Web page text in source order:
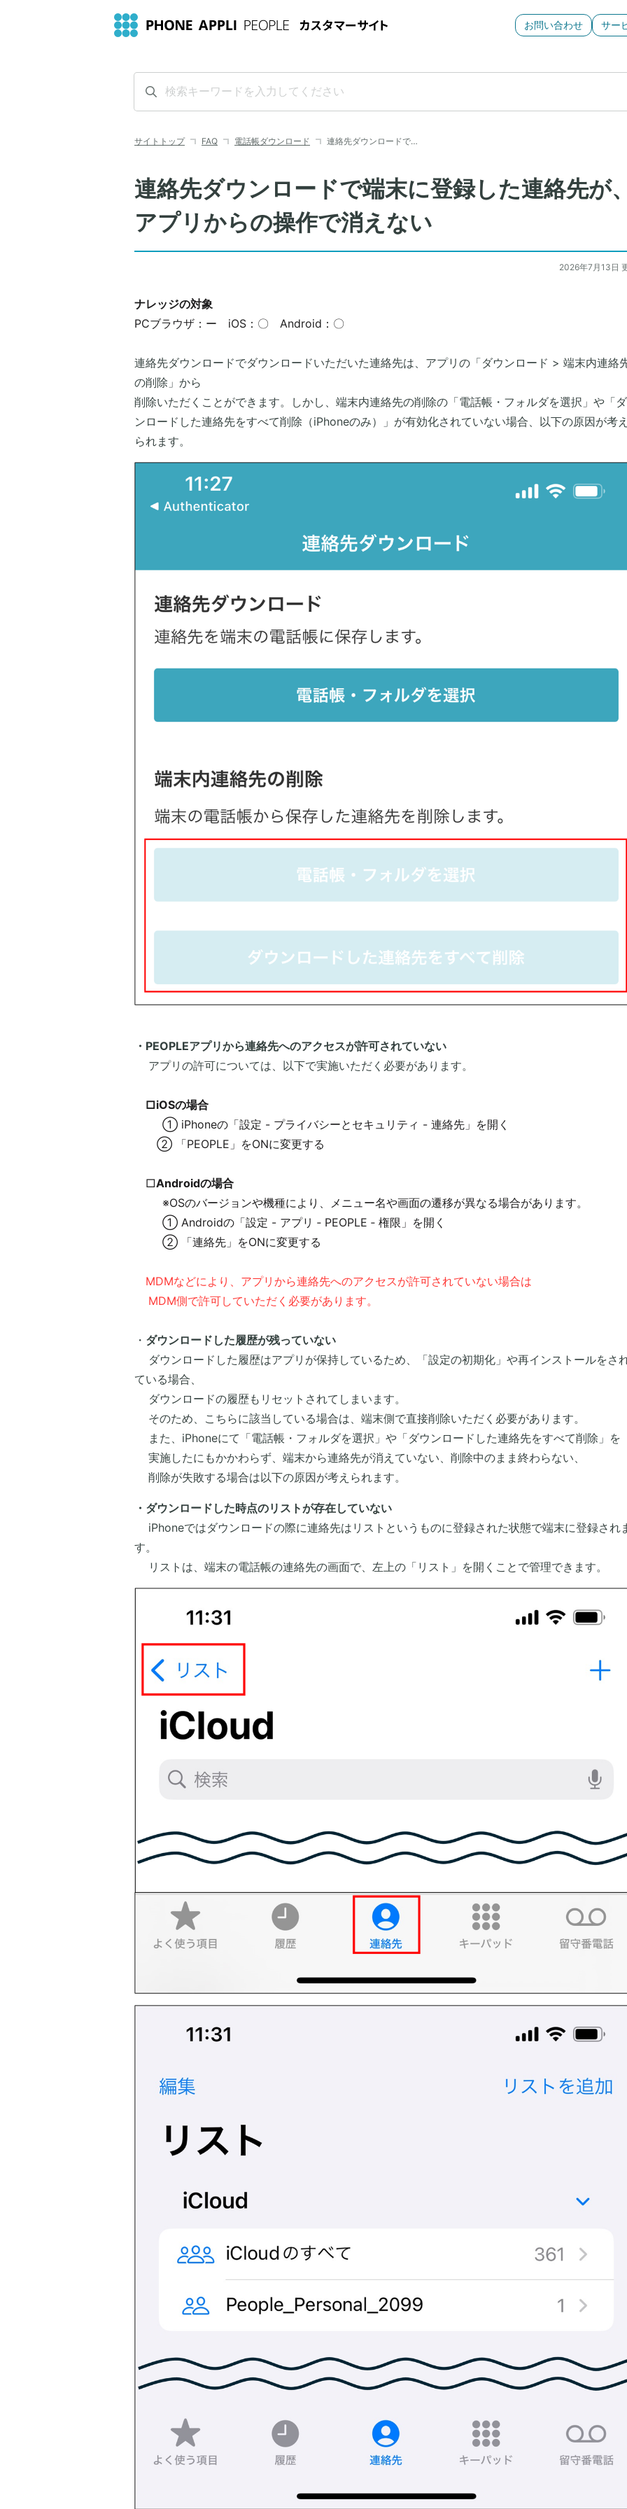
お問い合わせ サー
サイトトップ FAQ 電話帳ダウンロード 連絡先ダウンロードで…
連絡先ダウンロードで端末に登録した連絡先が
アプリからの操作で消えない
2026年7月13日
ナレッジの対象
PCブラウザ：ー iOS：〇 Android：〇
連絡先ダウンロードでダウンロードいただいた連絡先は、アプリの「ダウンロード > 端末内連絡
の削除」から
削除いただくことができます。しかし、端末内連絡先の削除の「電話帳・フォルダを選択」や「
ンロードした連絡先をすべて削除（iPhoneのみ）」が有効化されていない場合、以下の原因が考
られます。
・PEOPLEアプリから連絡先へのアクセスが許可されていない
アプリの許可については、以下で実施いただく必要があります。
□iOSの場合
① iPhoneの「設定 - プライバシーとセキュリティ - 連絡先」を開く
② 「PEOPLE」をONに変更する
□Androidの場合
※OSのバージョンや機種により、メニュー名や画面の遷移が異なる場合があります。
① Androidの「設定 - アプリ ‐ PEOPLE ‐ 権限」を開く
② 「連絡先」をONに変更する
MDMなどにより、アプリから連絡先へのアクセスが許可されていない場合は
MDM側で許可していただく必要があります。
・ ダウンロードした履歴が残っていない
ダウンロードした履歴はアプリが保持しているため、「設定の初期化」や再インストールをさ
ている場合、
ダウンロードの履歴もリセットされてしまいます。
そのため、こちらに該当している場合は、端末側で直接削除いただく必要があります。
また、iPhoneにて「電話帳・フォルダを選択」や「ダウンロードした連絡先をすべて削除」を
実施したにもかかわらず、端末から連絡先が消えていない、削除中のまま終わらない、
削除が失敗する場合は以下の原因が考えられます。
・ダウンロードした時点のリストが存在していない
iPhoneではダウンロードの際に連絡先はリストというものに登録された状態で端末に登録され
す。
リストは、端末の電話帳の連絡先の画面で、左上の「リスト」を開くことで管理できます。